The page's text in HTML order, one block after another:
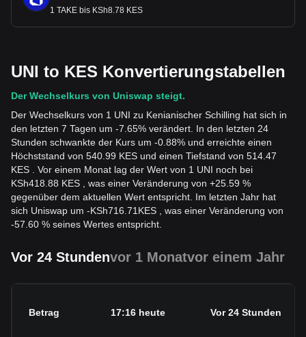
1 TAKE bis KSh8.78 KES
UNI to KES Konvertierungstabellen
Der Wechselkurs von Uniswap steigt.
Der Wechselkurs von 1 UNI zu Kenianischer Schilling hat sich in
den letzten 7 Tagen um -7.65% verändert. In den letzten 24
Stunden schwankte der Kurs um -0.88% und erreichte einen
Höchststand von 540.99 KES und einen Tiefstand von 514.47
KES . Vor einem Monat lag der Wert von 1 UNI noch bei
KSh418.88 KES , was einer Veränderung von +25.59 %
gegenüber dem aktuellen Wert entspricht. Im letzten Jahr hat
sich Uniswap um -KSh716.71 KES , was einer Veränderung von
-57.60 % seines Wertes entspricht.
Vor 24 Stundenvor 1 Monatvor einem Jahr
Betrag 17:16 heute Vor 24 Stunden